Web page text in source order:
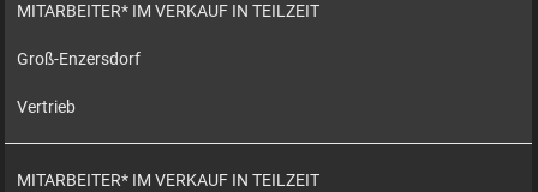
MITARBEITER* IM VERKAUF IN TEILZEIT
Groß-Enzersdorf
Vertrieb
MITARBEITER* IM VERKAUF IN TEILZEIT